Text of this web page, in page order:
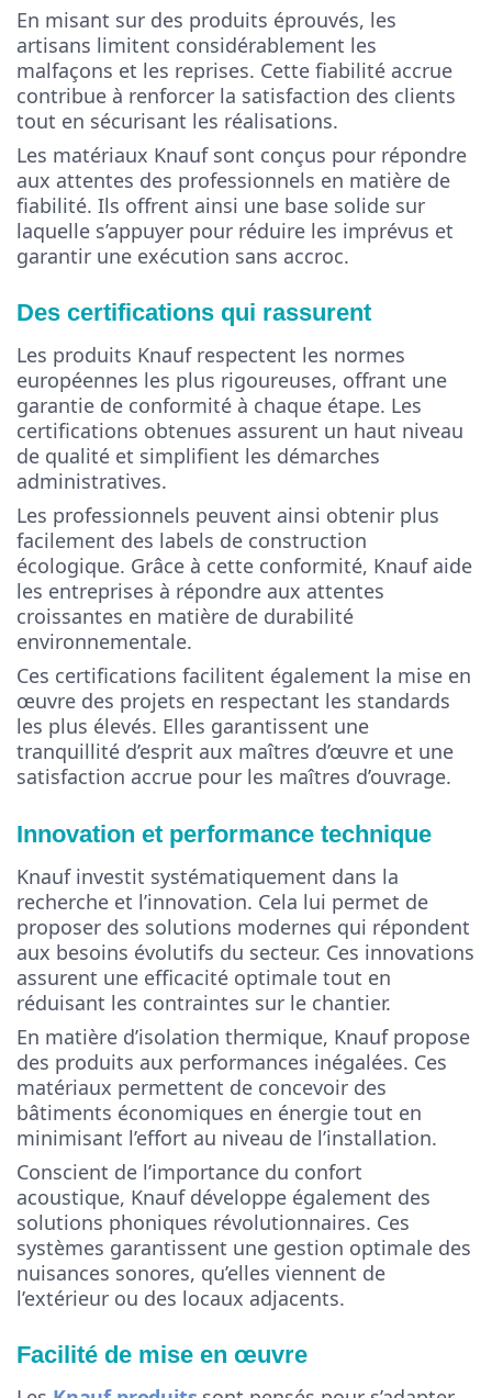
En misant sur des produits éprouvés, les
artisans limitent considérablement les
malfaçons et les reprises. Cette fiabilité accrue
contribue à renforcer la satisfaction des clients
tout en sécurisant les réalisations.
Les matériaux Knauf sont conçus pour répondre
aux attentes des professionnels en matière de
fiabilité. Ils offrent ainsi une base solide sur
laquelle s’appuyer pour réduire les imprévus et
garantir une exécution sans accroc.
Des certifications qui rassurent
Les produits Knauf respectent les normes
européennes les plus rigoureuses, offrant une
garantie de conformité à chaque étape. Les
certifications obtenues assurent un haut niveau
de qualité et simplifient les démarches
administratives.
Les professionnels peuvent ainsi obtenir plus
facilement des labels de construction
écologique. Grâce à cette conformité, Knauf aide
les entreprises à répondre aux attentes
croissantes en matière de durabilité
environnementale.
Ces certifications facilitent également la mise en
œuvre des projets en respectant les standards
les plus élevés. Elles garantissent une
tranquillité d’esprit aux maîtres d’œuvre et une
satisfaction accrue pour les maîtres d’ouvrage.
Innovation et performance technique
Knauf investit systématiquement dans la
recherche et l’innovation. Cela lui permet de
proposer des solutions modernes qui répondent
aux besoins évolutifs du secteur. Ces innovations
assurent une efficacité optimale tout en
réduisant les contraintes sur le chantier.
En matière d’isolation thermique, Knauf propose
des produits aux performances inégalées. Ces
matériaux permettent de concevoir des
bâtiments économiques en énergie tout en
minimisant l’effort au niveau de l’installation.
Conscient de l’importance du confort
acoustique, Knauf développe également des
solutions phoniques révolutionnaires. Ces
systèmes garantissent une gestion optimale des
nuisances sonores, qu’elles viennent de
l’extérieur ou des locaux adjacents.
Facilité de mise en œuvre